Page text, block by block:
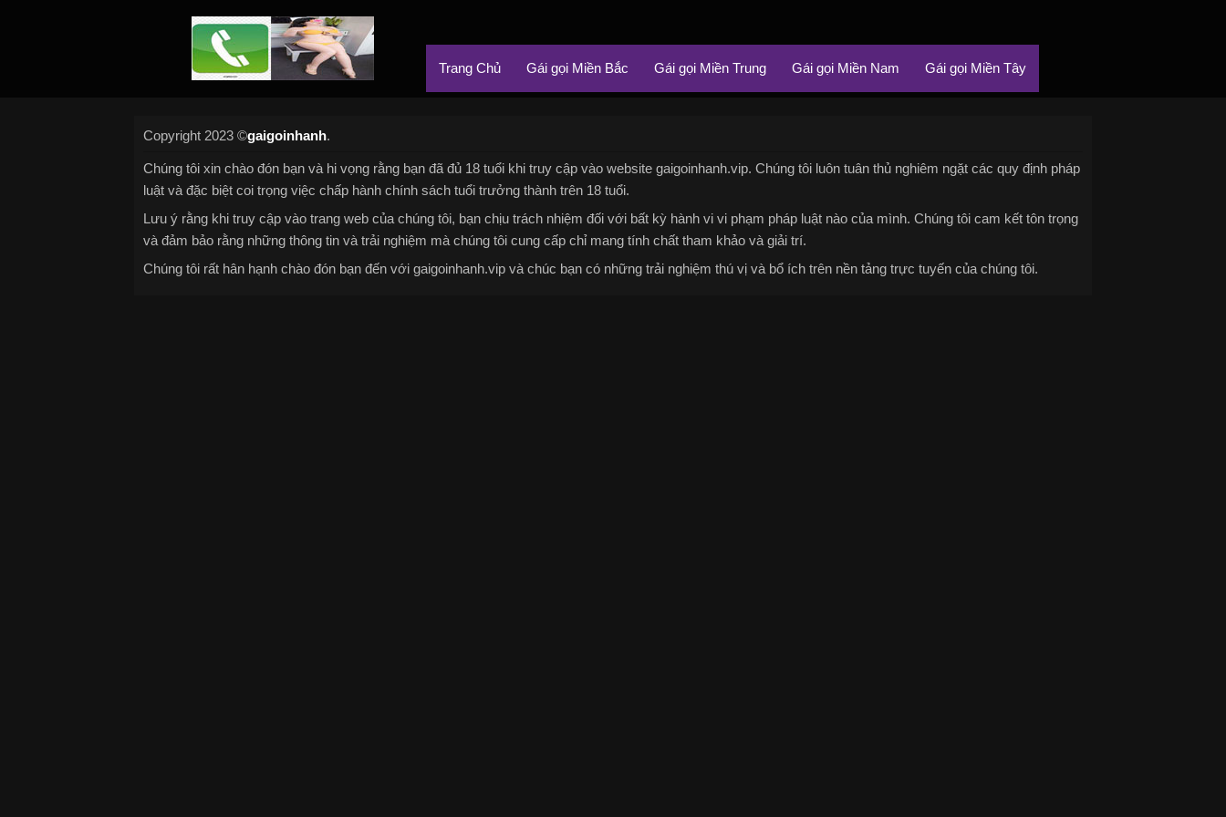
Trang Chủ Gái gọi Miền Bắc Gái gọi Miền Trung Gái gọi Miền Nam Gái gọi Miền Tây
Copyright 2023 ©gaigoinhanh.
Chúng tôi xin chào đón bạn và hi vọng rằng bạn đã đủ 18 tuổi khi truy cập vào website gaigoinhanh.vip. Chúng tôi luôn tuân thủ nghiêm ngặt các quy định pháp
luật và đặc biệt coi trọng việc chấp hành chính sách tuổi trưởng thành trên 18 tuổi.
Lưu ý rằng khi truy cập vào trang web của chúng tôi, bạn chịu trách nhiệm đối với bất kỳ hành vi vi phạm pháp luật nào của mình. Chúng tôi cam kết tôn trọng
và đảm bảo rằng những thông tin và trải nghiệm mà chúng tôi cung cấp chỉ mang tính chất tham khảo và giải trí.
Chúng tôi rất hân hạnh chào đón bạn đến với gaigoinhanh.vip và chúc bạn có những trải nghiệm thú vị và bổ ích trên nền tảng trực tuyến của chúng tôi.